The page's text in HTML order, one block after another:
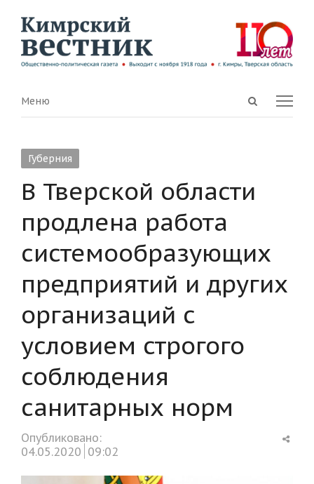
Open
Menu
Меню
Губерния
В Тверской области
продлена работа
системообразующих
предприятий и других
организаций с
условием строгого
соблюдения
санитарных норм
Опубликовано:
04.05.2020 09:02